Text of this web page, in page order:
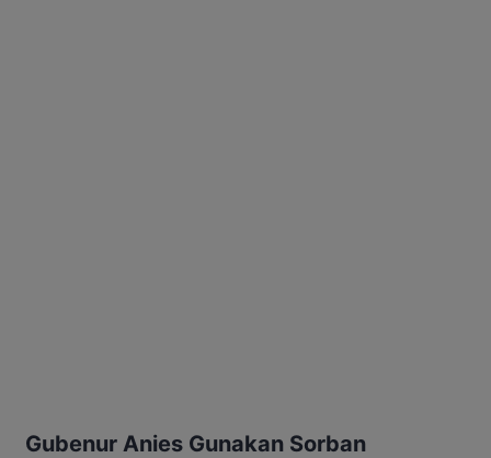
Gubenur Anies Gunakan Sorban